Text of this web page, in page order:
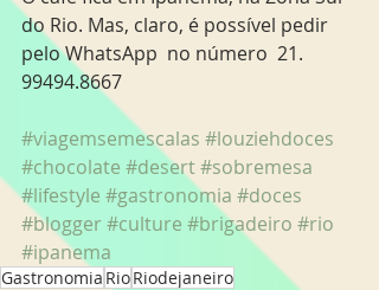
do Rio. Mas, claro, é possível pedir
pelo WhatsApp  no número  21.
99494.8667
#viagemsemescalas #louziehdoces
#chocolate #desert#sobremesa
#lifestyle #gastronomia #doces
#blogger #culture #brigadeiro #rio
#ipanema
Gastronomia RioRiodejaneiro